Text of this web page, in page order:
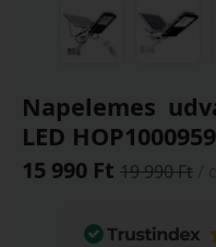
Napelemes
LED
15 990 Ft 19 990 Ft